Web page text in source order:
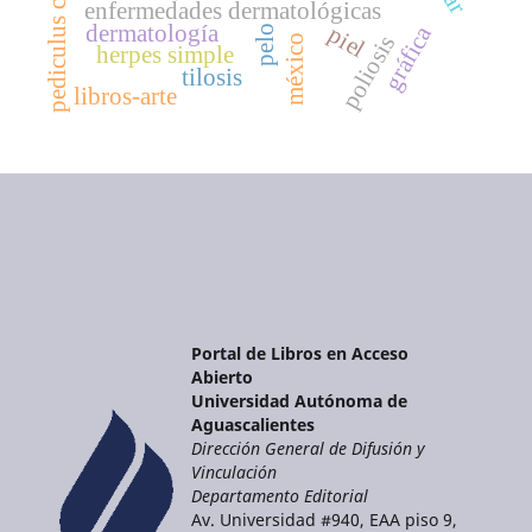
enfermedades dermatológicas
pelo piel
dermatología
herpes simple
tilosis poliosis
méxico
libros-arte
gráfica
Portal de Libros en Acceso
Abierto
Universidad Autónoma de
Aguascalientes
Dirección General de Difusión y
Vinculación
Departamento Editorial
Av. Universidad #940, EAA piso 9,